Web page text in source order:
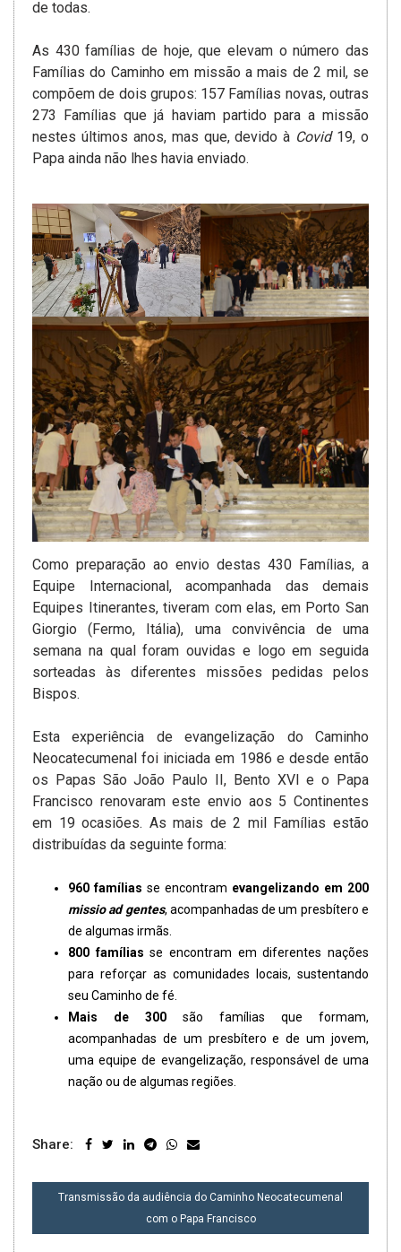
de todas.
As 430 famílias de hoje, que elevam o número das
Famílias do Caminho em missão a mais de 2 mil, se
compõem de dois grupos: 157 Famílias novas, outras
273 Famílias que já haviam partido para a missão
nestes últimos anos, mas que, devido à Covid 19, o
Papa ainda não lhes havia enviado.
Como preparação ao envio destas 430 Famílias, a
Equipe Internacional, acompanhada das demais
Equipes Itinerantes, tiveram com elas, em Porto San
Giorgio (Fermo, Itália), uma convivência de uma
semana na qual foram ouvidas e logo em seguida
sorteadas às diferentes missões pedidas pelos
Bispos.
Esta experiência de evangelização do Caminho
Neocatecumenal foi iniciada em 1986 e desde então
os Papas São João Paulo II, Bento XVI e o Papa
Francisco renovaram este envio aos 5 Continentes
em 19 ocasiões. As mais de 2 mil Famílias estão
distribuídas da seguinte forma:
960 famílias se encontram evangelizando em 200
missio ad gentes, acompanhadas de um presbítero e
de algumas irmãs.
800 famílias se encontram em diferentes nações
para reforçar as comunidades locais, sustentando
seu Caminho de fé.
Mais de 300 são famílias que formam,
acompanhadas de um presbítero e de um jovem,
uma equipe de evangelização, responsável de uma
nação ou de algumas regiões.
Share:
NAVEGAÇÃO
POST
Transmissão da audiência do Caminho Neocatecumenal
com o Papa Francisco